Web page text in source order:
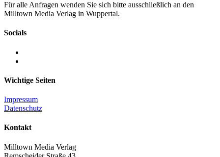
Für alle Anfragen wenden Sie sich bitte ausschließlich an den
Milltown Media Verlag in Wuppertal.
Socials
Wichtige Seiten
Impressum
Datenschutz
Kontakt
Milltown Media Verlag